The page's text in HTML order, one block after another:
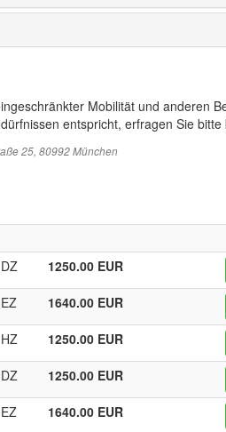
Mobilität und anderen
entspricht, erfragen Sie bitte
25, 80992 München
DZ 1250.00 EUR
EZ 1640.00 EUR
HZ 1250.00 EUR
DZ 1250.00 EUR
EZ 1640.00 EUR